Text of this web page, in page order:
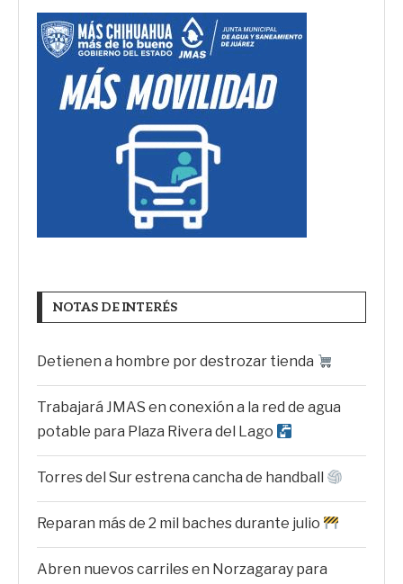
NOTAS DE INTERÉS
Detienen a hombre por destrozar tienda
Trabajará JMAS en conexión a la red de agua
potable para Plaza Rivera del Lago
Torres del Sur estrena cancha de handball
Reparan más de 2 mil baches durante julio
Abren nuevos carriles en Norzagaray para